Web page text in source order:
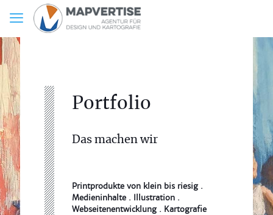
Portfolio
Das machen wir
Printprodukte von klein bis riesig .
Medieninhalte . Illustration .
Webseitenentwicklung . Kartografie